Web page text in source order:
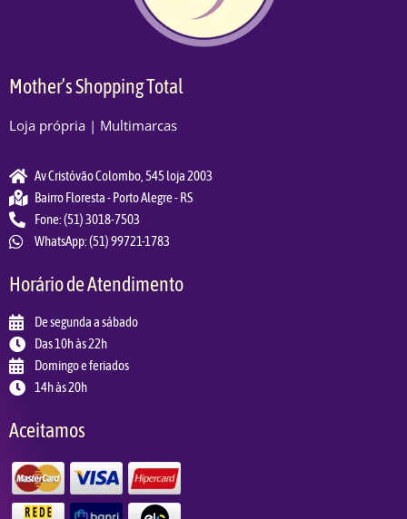
Mother’s Shopping Total
Loja própria | Multimarcas
Av Cristóvão Colombo, 545 loja 2003
Bairro Floresta - Porto Alegre - RS
Fone: (51) 3018-7503
WhatsApp: (51) 99721-1783
Horário de Atendimento
De segunda a sábado
Das 10h às 22h
Domingo e feriados
14h às 20h
Aceitamos